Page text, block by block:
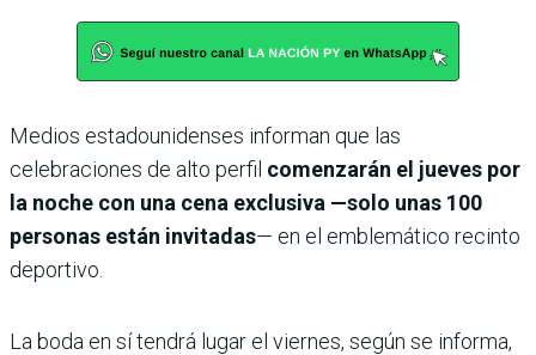
Medios estadounidenses informan que las
celebraciones de alto perfil comenzarán el jueves por
la noche con una cena exclusiva —solo unas 100
personas están invitadas— en el emblemático recinto
deportivo.
La boda en sí tendrá lugar el viernes, según se informa,